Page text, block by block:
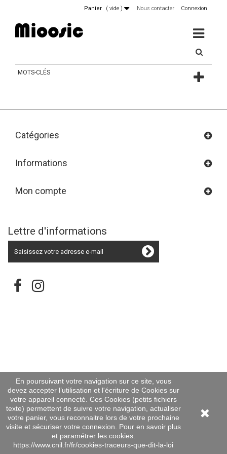
Connexion
Nous contacter
Panier ( vide )
MENU
MOTS-CLÉS
Catégories
Informations
Mon compte
Lettre d'informations
En poursuivant votre navigation sur ce site, vous
devez accepter l’utilisation et l'écriture de Cookies sur
votre appareil connecté. Ces Cookies (petits fichiers
texte) permettent de suivre votre navigation, actualiser
votre panier, vous reconnaitre lors de votre prochaine
visite et sécuriser votre connexion. Pour en savoir plus
et paramétrer les cookies:
https://www.cnil.fr/fr/cookies-traceurs-que-dit-la-loi